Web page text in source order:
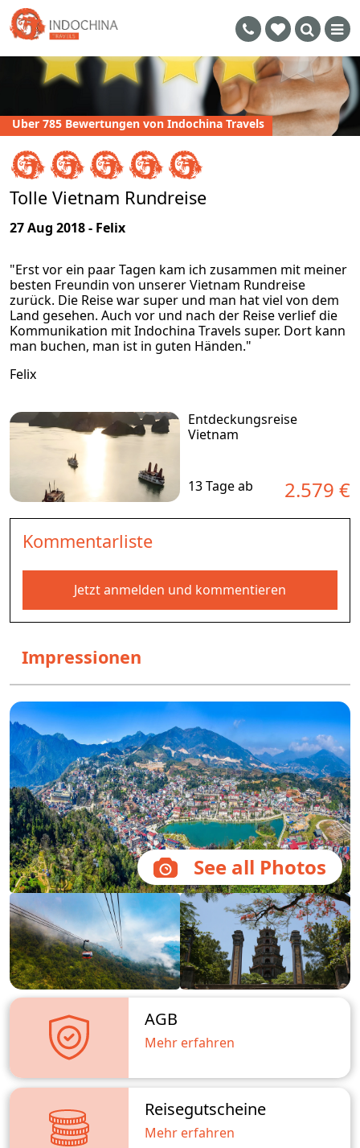
Uber 785 Bewertungen von Indochina Travels
Tolle Vietnam Rundreise
27 Aug 2018 - Felix
"Erst vor ein paar Tagen kam ich zusammen mit meiner
besten Freundin von unserer Vietnam Rundreise
zurück. Die Reise war super und man hat viel von dem
Land gesehen. Auch vor und nach der Reise verlief die
Kommunikation mit Indochina Travels super. Dort kann
man buchen, man ist in guten Händen."
Felix
Entdeckungsreise
Vietnam
13 Tage ab 2.579 €
Kommentarliste
Jetzt anmelden und kommentieren
Impressionen
See all Photos
AGB
Mehr erfahren
Reisegutscheine
Mehr erfahren